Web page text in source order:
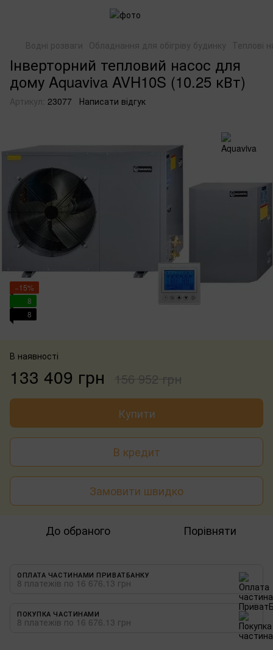
Водні розваги Обладнання для обігріву будинку Теплові
Інверторний тепловий насос для
дому Aquaviva AVH10S (10.25 кВт)
Артикул: 23077 Написати відгук
−15%
8
8
В наявності
133 409 грн 156 952 грн
Купити
В кредит
Замовити швидко
До обраного Порівняти
ОПЛАТА ЧАСТИНАМИ ПРИВАТБАНКУ
8 платежів по 16 676.13 грн
ПОКУПКА ЧАСТИНАМИ
8 платежів по 16 676.13 грн